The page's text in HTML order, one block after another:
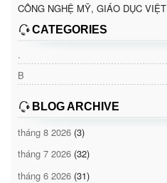
CÔNG NGHỆ MỸ, GIÁO DỤC VIỆT
CATEGORIES
.
B
BLOG ARCHIVE
tháng 8 2026 (3)
tháng 7 2026 (32)
tháng 6 2026 (31)